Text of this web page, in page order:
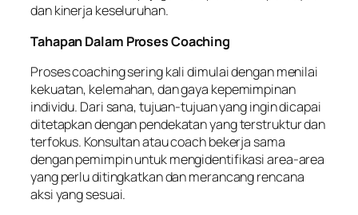
dan kinerja keseluruhan.
Tahapan Dalam Proses Coaching
Proses coaching sering kali dimulai dengan menilai
kekuatan, kelemahan, dan gaya kepemimpinan
individu. Dari sana, tujuan-tujuan yang ingin dicapai
ditetapkan dengan pendekatan yang terstruktur dan
terfokus. Konsultan atau coach bekerja sama
dengan pemimpin untuk mengidentifikasi area-area
yang perlu ditingkatkan dan merancang rencana
aksi yang sesuai.